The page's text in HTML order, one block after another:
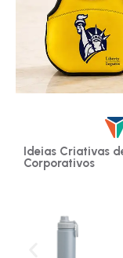
Ideias Criativas
Corporativos